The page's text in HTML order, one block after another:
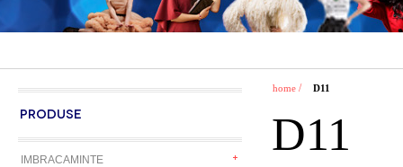
PRODUSE
IMBRACAMINTE
home / D11
D11